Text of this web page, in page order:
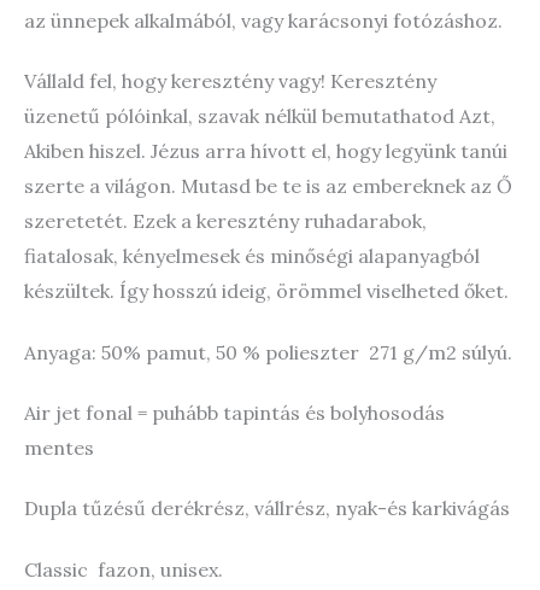
az ünnepek alkalmából, vagy karácsonyi fotózáshoz.
Vállald fel, hogy keresztény vagy! Keresztény
üzenetű pólóinkal, szavak nélkül bemutathatod Azt,
Akiben hiszel. Jézus arra hívott el, hogy legyünk tanúi
szerte a világon. Mutasd be te is az embereknek az Ő
szeretetét. Ezek a keresztény ruhadarabok,
fiatalosak, kényelmesek és minőségi alapanyagból
készültek. Így hosszú ideig, örömmel viselheted őket.
Anyaga: 50% pamut, 50 % polieszter 271 g/m2 súlyú.
Air jet fonal = puhább tapintás és bolyhosodás
mentes
Dupla tűzésű derékrész, vállrész, nyak-és karkivágás
Classic fazon, unisex.